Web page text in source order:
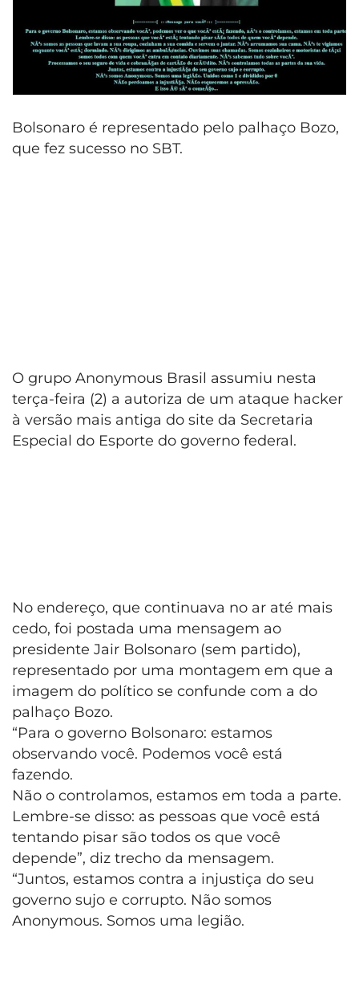
Bolsonaro é representado pelo palhaço Bozo,
que fez sucesso no SBT.
O grupo Anonymous Brasil assumiu nesta
terça-feira (2) a autoriza de um ataque hacker
à versão mais antiga do site da Secretaria
Especial do Esporte do governo federal.
No endereço, que continuava no ar até mais
cedo, foi postada uma mensagem ao
presidente Jair Bolsonaro (sem partido),
representado por uma montagem em que a
imagem do político se confunde com a do
palhaço Bozo.
“Para o governo Bolsonaro: estamos
observando você. Podemos você está
fazendo.
Não o controlamos, estamos em toda a parte.
Lembre-se disso: as pessoas que você está
tentando pisar são todos os que você
depende”, diz trecho da mensagem.
“Juntos, estamos contra a injustiça do seu
governo sujo e corrupto. Não somos
Anonymous. Somos uma legião.